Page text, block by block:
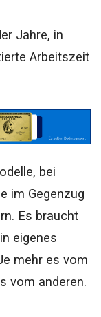
Jahre, in
Arbeitszeit
bei
im Gegenzug
Es braucht
eigenes
mehr es vom
vom anderen.